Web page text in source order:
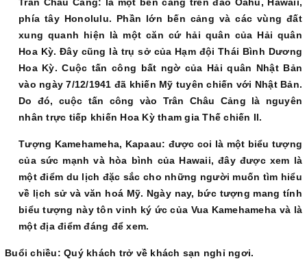
phía tây Honolulu. Phần lớn bến cảng và các vùng đất
xung quanh hiện là một căn cứ hải quân của Hải quân
Hoa Kỳ. Đây cũng là trụ sở của Hạm đội Thái Bình Dương
Hoa Kỳ. Cuộc tấn công bất ngờ của Hải quân Nhật Bản
vào ngày 7/12/1941 đã khiến Mỹ tuyên chiến với Nhật Bản.
Do đó, cuộc tấn công vào Trân Châu Cảng là nguyên
nhân trực tiếp khiến Hoa Kỳ tham gia Thế chiến II.
Tượng Kamehameha, Kapaau: được coi là một biểu tượng
của sức mạnh và hòa bình của Hawaii, đây được xem là
một điểm du lịch đặc sắc cho những người muốn tìm hiểu
về lịch sử và văn hoá Mỹ. Ngày nay, bức tượng mang tính
biểu tượng này tôn vinh ký ức của Vua Kamehameha và là
một địa điểm đáng để xem.
Buổi chiều: Quý khách trở về khách sạn nghỉ ngơi.